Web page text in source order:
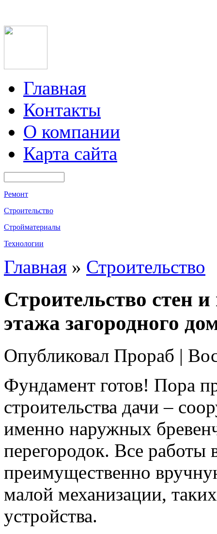
Главная
Контакты
О компании
Карта сайта
Ремонт
Строительство
Стройматериалы
Технологии
Главная » Строительство
Строительство стен
этажа загородного
Опубликовал Прораб |
Фундамент готов! Пора
строительства дачи –
именно наружных
перегородок. Все работы
преимущественно
малой механизации,
устройства.